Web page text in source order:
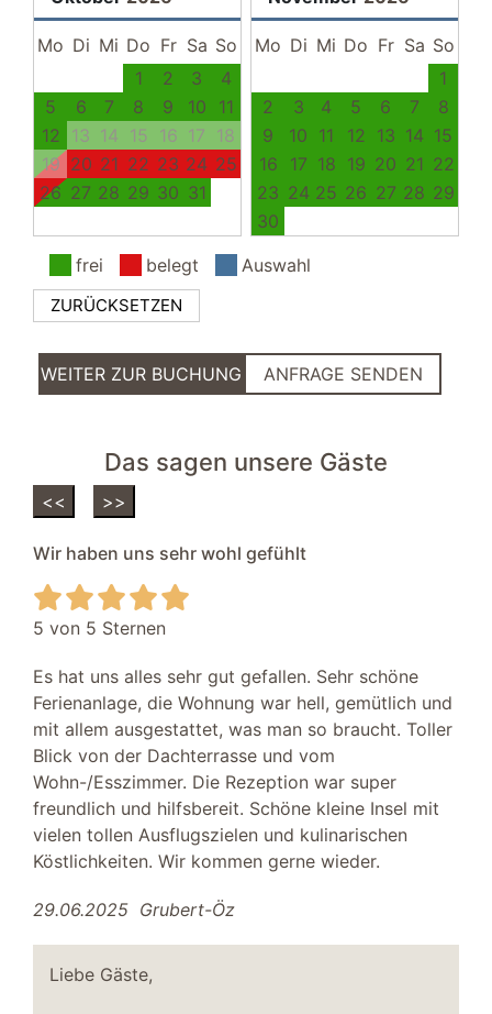
Strand
Garten/Liegewiese
Mo Di Mi Do Fr Sa So
1
2 3
4
5
6 7 8 9 10
11
12 13 14 15 16 17 18
19 20 21 22 23 24 25
26 27 28 29 30 31
Mo Di Mi Do Fr Sa So
1
2
3 4 5 6 7
8
9
10 11 12 13 14 15
16
17 18 19 20 21 22
23 24 25 26 27 28 29
30
frei
belegt Auswahl
ZURÜCKSETZEN
WEITER ZUR BUCHUNG ANFRAGE SENDEN
Das sagen unsere Gäste
<<
Wir haben uns sehr wohl gefühlt
5 von 5 Sternen
Es hat uns alles sehr gut gefallen. Sehr schöne
Ferienanlage, die Wohnung war hell, gemütlich und
mit allem ausgestattet, was man so braucht. Toller
Blick von der Dachterrasse und vom
Wohn-/Esszimmer. Die Rezeption war super
freundlich und hilfsbereit. Schöne kleine Insel mit
vielen tollen Ausflugszielen und kulinarischen
Köstlichkeiten. Wir kommen gerne wieder.
29.06.2025 Grubert-Öz
Liebe Gäste,
>>